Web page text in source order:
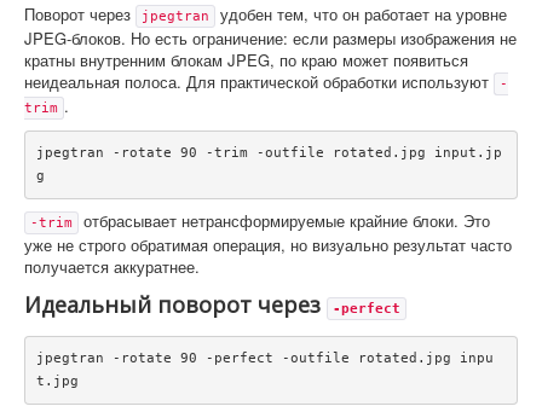
Поворот через jpegtran
удобен тем, что он работает на уровне
JPEG-блоков. Но есть ограничение: если размеры изображения не
кратны внутренним блокам JPEG, по краю может появиться
неидеальная полоса. Для практической обработки используют
-
trim .
jpegtran -rotate 90 -trim -outfile rotated.jpg input.jp
g
-trim
отбрасывает нетрансформируемые крайние блоки. Это
уже не строго обратимая операция, но визуально результат часто
получается аккуратнее.
Идеальный поворот через -perfect
jpegtran -rotate 90 -perfect -outfile rotated.jpg inpu
t.jpg